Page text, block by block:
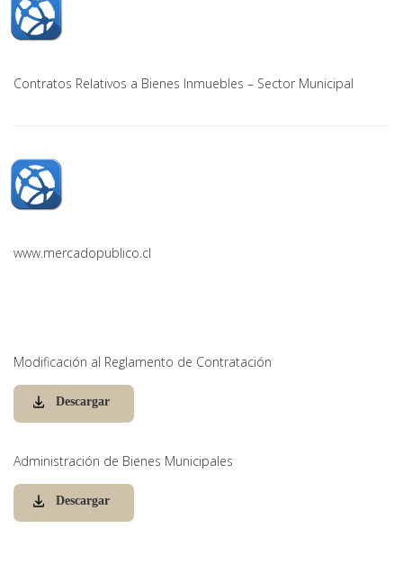
Contratos Relativos a Bienes Inmuebles – Sector Municipal
www.mercadopublico.cl
Modificación al Reglamento de Contratación
Descargar
Administración de Bienes Municipales
Descargar